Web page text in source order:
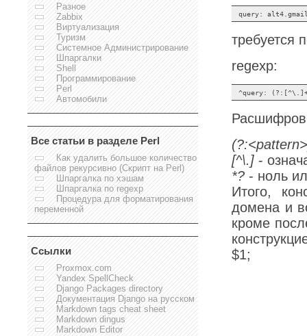
Разное
Zabbix
Виртуализация
Туризм
Системное Администрирование
Шпаргалки
Shell
Программирование
Perl
Автомобили
Все статьи в разделе Perl
Как удалить большое количество
файлов рекурсивно (Скрипт на Perl)
Шпаргалка по хэшам
Шпаргалка по regexp
Процедура для форматирования
переменной
Ссылки
Proxmox.com
Yandex SpellCheck
Django Packages directory
Документация Django на русском
Markdown tags cheat sheet
Markdown dingus
Markdown Editor
query: alt4 .
требуется
regexp:
[^\.] -
*? - ноль
Итого,
домена и
кроме
$1;